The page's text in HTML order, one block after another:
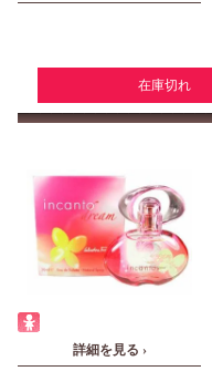
在庫切れ
詳細を見る ›